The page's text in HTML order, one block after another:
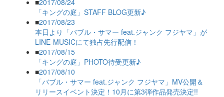
■2017/08/24
「キングの庭」STAFF BLOG更新♪
■2017/08/23
本日より「バブル・サマー feat.ジャンク フジヤマ」が
LINE-MUSICにて独占先行配信！
■2017/08/15
「キングの庭」PHOTO待受更新♪
■2017/08/10
「バブル・サマー feat.ジャンク フジヤマ」MV公開＆
リリースイベント決定！10月に第3弾作品発売決定!!